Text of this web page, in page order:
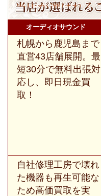
オーディオサウンド
札幌から鹿児島まで
直営43店舗展開。最
短30分で無料出張対
応し、即日現金買
取！
自社修理工房で壊れ
た機器も再生可能な
ため高価買取を実